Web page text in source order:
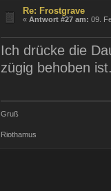
Re: Frostgrave
«Antwort #27 am: 09.
Ich drücke die
zügig behoben
Gruß
Riothamus